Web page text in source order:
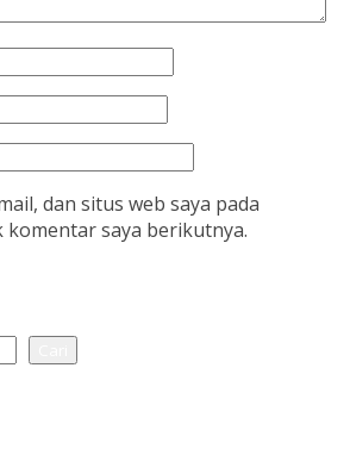
dan situs web saya pada
saya berikutnya.